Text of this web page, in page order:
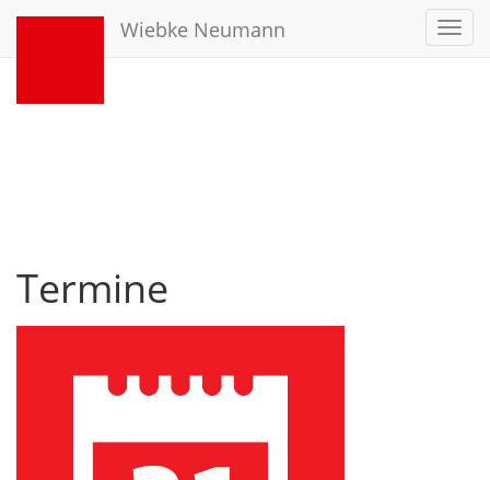
Wiebke Neumann
Termine